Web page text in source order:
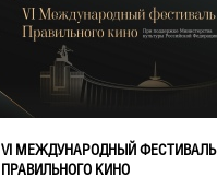
VI МЕЖДУНАРОДНЫЙ ФЕСТИВАЛЬ
ПРАВИЛЬНОГО КИНО